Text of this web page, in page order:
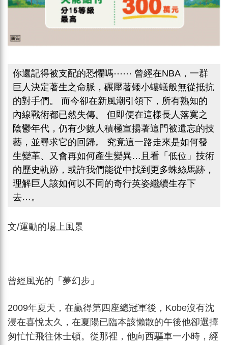
你還記得被支配的恐懼嗎⋯⋯ 曾經在NBA，一群
巨人決定著生之命脈，碾壓著矮小螻蟻般無從抵抗
的對手們。 而今卻在新風潮引領下，所有熟知的
內線戰術都已然失傳。 但即便在這樣長人落寞之
陰鬱年代，仍有少數人積極宣揚著這門被遺忘的技
藝，並尋求它的回歸。 究竟這一路走來是如何發
生變革、又會再如何產生變異…且看「低位」技術
的歷史軌跡，或許我們能從中找到更多蛛絲馬跡，
理解巨人該如何以不同的奇行英姿繼續生存下
去…。
文/運動的場上風景
曾經風光的「夢幻步」
2009年夏天，在贏得第四座總冠軍後，Kobe沒有沈
浸在喜悅太久，在夏陽已臨本該懶散的午後他卻選擇
匆忙忙飛往休士頓。從那裡，他向西驅車一小時，經